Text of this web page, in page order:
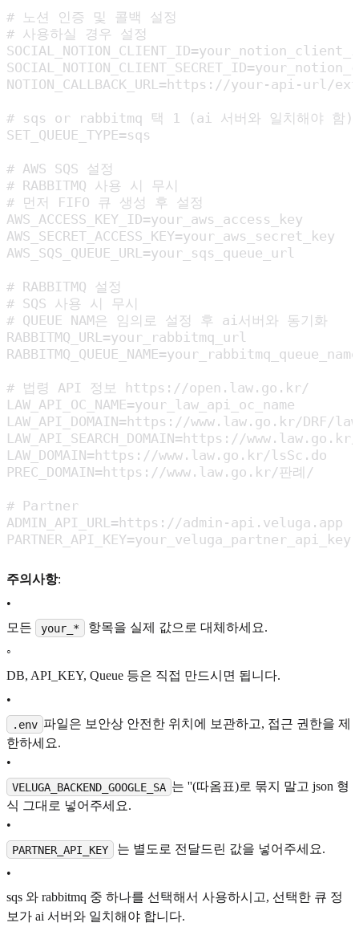
# 노션 인증 및 콜백 설정
# 사용하실 경우 설정
NOTION_CALLBACK_URL=https://your-api-
# sqs or rabbitmq 택 1 (ai 서버와 일치해야 함)
SET_QUEUE_TYPE=sqs
# AWS SQS 설정
# RABBITMQ 사용 시 무시
# 먼저 FIFO 큐 생성 후 설정
AWS_ACCESS_KEY_ID=your_aws_access_key
AWS_SECRET_ACCESS_KEY=your_aws_secret_key
AWS_SQS_QUEUE_URL=your_sqs_queue_url
# RABBITMQ 설정
# SQS 사용 시 무시
# QUEUE NAM은 임의로 설정 후 ai서버와 동기화
RABBITMQ_URL=your_rabbitmq_url
RABBITMQ_QUEUE_NAME=your_rabbitmq_queue_name
# 법령 API 정보 https://open.law.go.kr/
LAW_API_OC_NAME=your_law_api_oc_name
LAW_API_DOMAIN=https://www.law.go.kr/DRF/
LAW_API_SEARCH_DOMAIN=https://
LAW_DOMAIN=https://www.law.go.kr/lsSc.do
PREC_DOMAIN=https://www.law.go.kr/판례/
# Partner
ADMIN_API_URL=https://admin-api.veluga.app
PARTNER_API_KEY=your_veluga_partner_api_key
주의사항:
•
모든
your_*
항목을 실제 값으로 대체하세요.
◦
DB, API_KEY, Queue 등은 직접 만드시면 됩니다.
•
.env 파일은 보안상 안전한 위치에 보관하고, 접근 권한을 제
한하세요.
•
VELUGA_BACKEND_GOOGLE_SA 는 ''(따옴표)로 묶지 말고 json 형
식 그대로 넣어주세요.
•
PARTNER_API_KEY
는 별도로 전달드린 값을 넣어주세요.
•
sqs 와 rabbitmq 중 하나를 선택해서 사용하시고, 선택한 큐 정
보가 ai 서버와 일치해야 합니다.